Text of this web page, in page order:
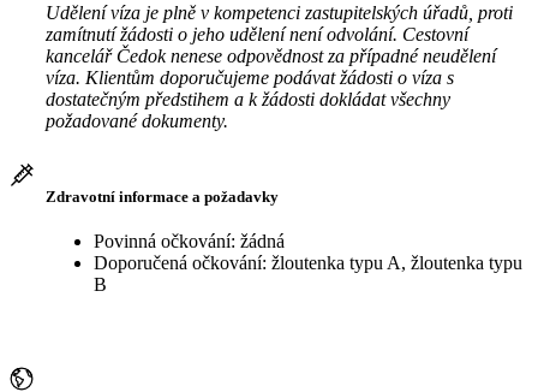
Udělení víza je plně v kompetenci zastupitelských úřadů, proti
zamítnutí žádosti o jeho udělení není odvolání. Cestovní
kancelář Čedok nenese odpovědnost za případné neudělení
víza. Klientům doporučujeme podávat žádosti o víza s
dostatečným předstihem a k žádosti dokládat všechny
požadované dokumenty.
Zdravotní informace a požadavky
Povinná očkování: žádná
Doporučená očkování: žloutenka typu A, žloutenka typu
B